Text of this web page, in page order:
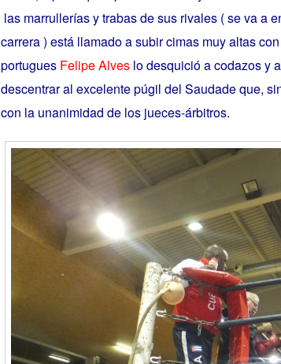
las marrullerías y trabas de sus rivales ( se va a
carrera ) está llamado a subir cimas muy altas
portugues Felipe Alveslo desquició a codazos y
descentrar al excelente púgil del Saudade que,
con la unanimidad de los jueces-árbitros.